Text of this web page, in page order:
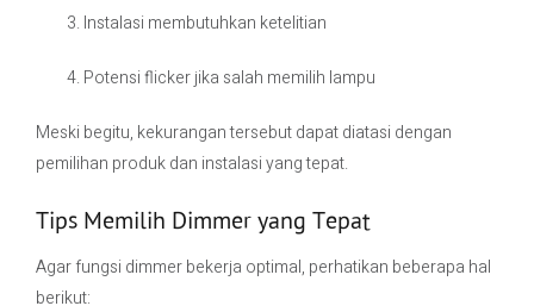
Instalasi membutuhkan ketelitian
Potensi flicker jika salah memilih lampu
Meski begitu, kekurangan tersebut dapat diatasi dengan
pemilihan produk dan instalasi yang tepat.
Tips Memilih Dimmer yang Tepat
Agar fungsi dimmer bekerja optimal, perhatikan beberapa hal
berikut: